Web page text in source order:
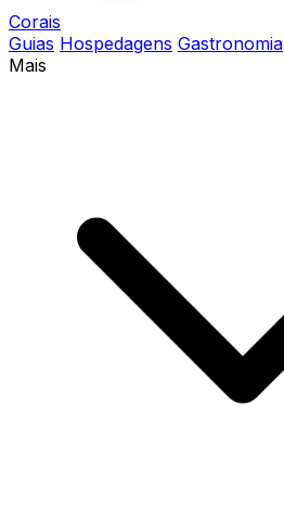
Corais
Guias Hospedagens Gastronomia
Mais